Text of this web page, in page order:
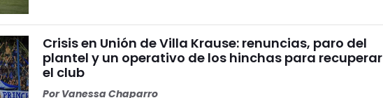
Crisis en Unión de Villa Krause: renuncias, paro del
plantel y un operativo de los hinchas para recuperar
el club
PorVanessa Chaparro